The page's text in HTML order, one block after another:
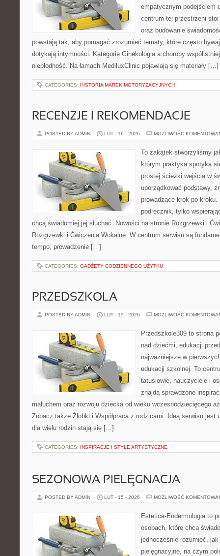
empatycznym podejściem
centrum tej przestrzeni
oraz budowanie
powstają tak, aby pomagać zrozumieć tematy, które często
dotykają intymności. Kategorie Ginekologia a choroby
niepłodność. Na łamach MediluxClinic pojawiają się materiały […]
CATEGORIES: HISTORIA MAREK MOTORYZACYJNYCH
RECENZJE I REKOMENDACJE
POSTED BY ADMIN LUT - 16 - 2026 MOŻLIWOŚĆ
To zakątek stworzyliśmy
którym praktyka spotyka
prostej ścieżki wejścia w
uporządkować podstawy,
prowadzące krok po
podręcznik, tylko
chcą świadomiej jej słuchać. Nowości na stronie Rozgrzewki i
Rozgrzewki i Ćwiczenia Wokalne. W centrum serwisu są
tempo, prowadzenie […]
CATEGORIES: GADŻETY CODZIENNEGO UŻYTKU
PRZEDSZKOLA
POSTED BY ADMIN LUT - 15 - 2026 MOŻLIWOŚĆ
Przedszkole309 to strona
nad dziećmi, edukacji
najważniejsze w
edukacji szkolnej. To
tatusiowie, nauczyciele i
znajdą sprawdzone
maluchem oraz rozwoju dziecka od wieku wczesnodziecięcego
Zobacz także Żłobki i Współpraca z rodzicami. Ideą serwisu jest
dla wielu rodzin stają się […]
CATEGORIES: INSPIRACJE I STYLE ARTYSTYCZNE
SEZONOWA PIELĘGNACJA
POSTED BY ADMIN LUT - 15 - 2026 MOŻLIWOŚĆ
Estetica-Endermologia to
osobach, które chcą
jednocześnie rozumieć, jak
pielęgnacyjne, na czym